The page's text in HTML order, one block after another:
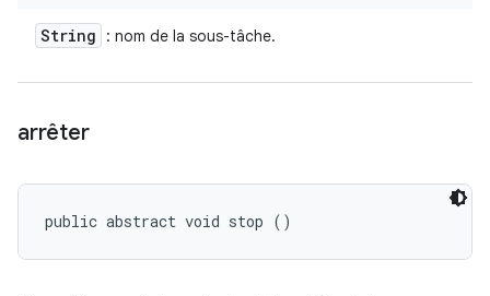
String : nom de la sous-tâche.
arrêter
public abstract void stop ()